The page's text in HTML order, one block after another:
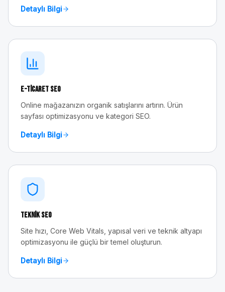
Detaylı Bilgi
E-Ticaret SEO
Online mağazanızın organik satışlarını artırın. Ürün
sayfası optimizasyonu ve kategori SEO.
Detaylı Bilgi
Teknik SEO
Site hızı, Core Web Vitals, yapısal veri ve teknik altyapı
optimizasyonu ile güçlü bir temel oluşturun.
Detaylı Bilgi